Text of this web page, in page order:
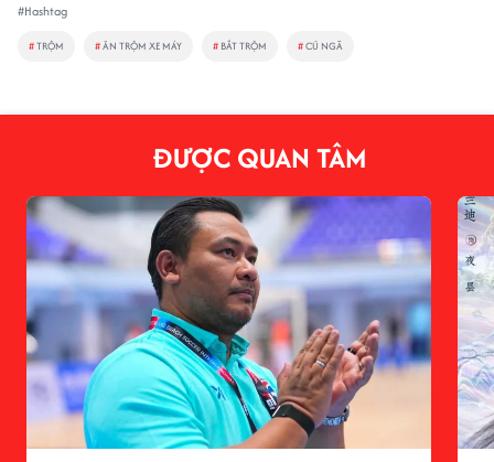
#Hashtag
#TRỘM #ĂN TRỘM XE MÁY # BẮT TRỘM #CÚ NGÃ
ĐƯỢC QUAN TÂM